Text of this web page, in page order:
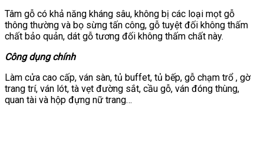
Tâm gỗ có khả năng kháng sâu, không bị các loại mọt gỗ
thông thường và bọ sừng tấn công, gỗ tuyệt đối không thấm
chất bảo quản, dát gỗ tương đối không thấm chất này.
Công dụng chính
Làm cửa cao cấp, ván sàn, tủ buffet, tủ bếp, gỗ chạm trổ , gờ
trang trí, ván lót, tà vẹt đường sắt, cầu gỗ, ván đóng thùng,
quan tài và hộp đựng nữ trang…